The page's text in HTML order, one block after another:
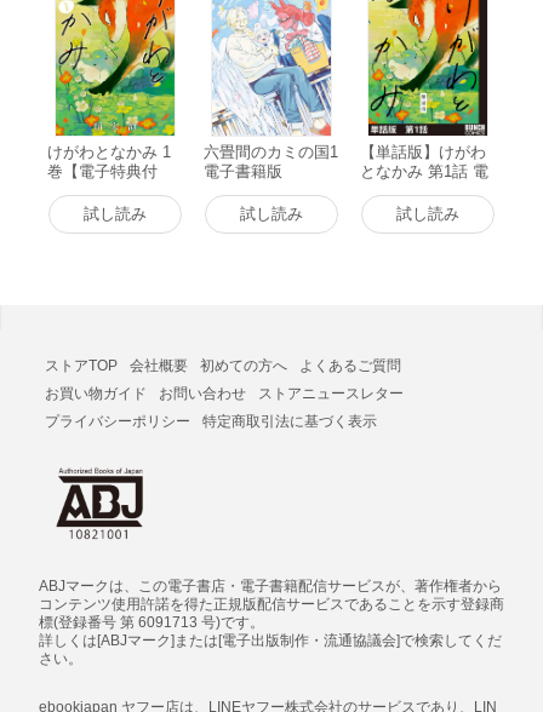
けがわとなかみ 1
巻【電子特典付
き】 電子書籍版
試し読み
六畳間のカミの国1
電子書籍版
試し読み
【単話版】けがわ
となかみ 第1話 電
子書籍版
試し読み
ストアTOP 会社概要 初めての方へ
よくあるご質問
お買い物ガイド
お問い合わせ
ストアニュースレター
プライバシーポリシー
特定商取引法に基づく表示
ABJマークは、この電子書店・電子書籍配信サービスが、著作権者から
コンテンツ使用許諾を得た正規版配信サービスであることを示す登録商
標(登録番号 第 6091713 号)です。
詳しくは[ABJマーク]または[電子出版制作・流通協議会]で検索してくだ
さい。
ebookjapan ヤフー店は、LINEヤフー株式会社のサービスであり、LIN